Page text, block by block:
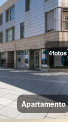
4fotos
Apartamento